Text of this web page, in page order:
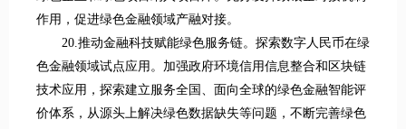
作用，促进绿色金融领域产融对接。
20.推动金融科技赋能绿色服务链。探索数字人民币在绿
色金融领域试点应用。加强政府环境信用信息整合和区块链
技术应用，探索建立服务全国、面向全球的绿色金融智能评
价体系，从源头上解决绿色数据缺失等问题，不断完善绿色